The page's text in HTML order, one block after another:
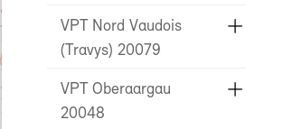
VPT Nord Vaudois
(Travys) 20079
VPT Oberaargau
20048